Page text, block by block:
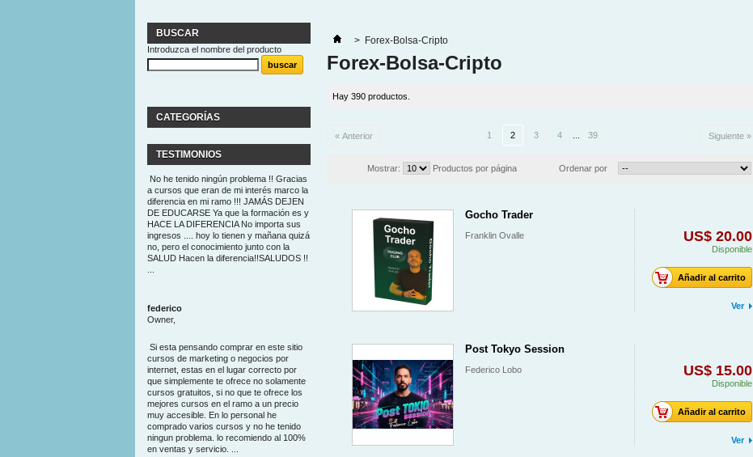
BUSCAR
Introduzca el nombre del producto
CATEGORÍAS
TESTIMONIOS
No he tenido ningún problema !! Gracias
a cursos que eran de mi interés marco la
diferencia en mi ramo !!! JAMÁS DEJEN
DE EDUCARSE Ya que la formación es y
HACE LA DIFERENCIA No importa sus
ingresos .... hoy lo tienen y mañana quizá
no, pero el conocimiento junto con la
SALUD Hacen la diferencia!!SALUDOS !!
federico
Owner,
Si esta pensando comprar en este sitio
cursos de marketing o negocios por
internet, estas en el lugar correcto por
que simplemente te ofrece no solamente
cursos gratuitos, si no que te ofrece los
mejores cursos en el ramo a un precio
muy accesible. En lo personal he
comprado varios cursos y no he tenido
ningun problema. lo recomiendo al 100%
en ventas y servicio. ...
> Forex-Bolsa-Cripto
Forex-Bolsa-Cripto
Hay 390 productos.
« Anterior 1 2 3 4 39 Siguiente »
Ordenar por
Mostrar: Productos por página
Gocho Trader
Franklin Ovalle US$ 20.00
Disponible
Añadir al carrito
Ver
Post Tokyo Session
Federico Lobo US$ 15.00
Disponible
Añadir al carrito
Ver